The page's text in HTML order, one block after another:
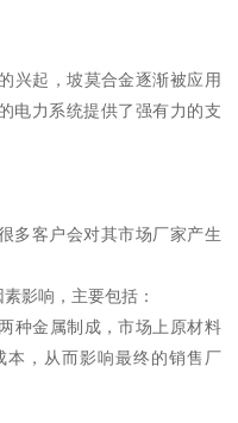
兴起，坡莫合金逐渐被应用
电力系统提供了强有力的支
多客户会对其市场厂家产生
影响，主要包括：
种金属制成，市场上原材料
，从而影响最终的销售厂